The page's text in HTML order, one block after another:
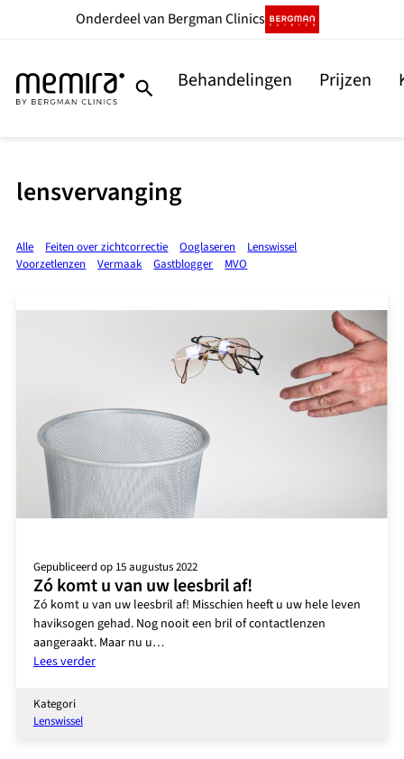
Onderdeelvan Bergman Clinics
Behandelingen Prijzen
lensvervanging
Alle Feiten over zichtcorrectie Ooglaseren
Lenswissel
Voorzetlenzen
Vermaak Gastblogger MVO
Gepubliceerd op 15 augustus 2022
Zó komt u van uw leesbril af!
Zó komt u van uw leesbril af! Misschien heeft u uw hele leven
haviksogen gehad. Nog nooit een bril of contactlenzen
aangeraakt. Maar nu u…
Lees verder:
Kategori
Lenswissel